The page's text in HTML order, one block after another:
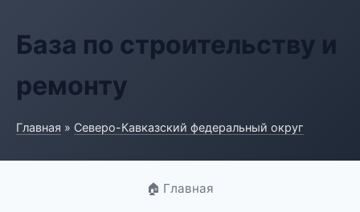
База по строительству и
ремонту
Главная » Северо-Кавказский федеральный округ
🏠 Главная